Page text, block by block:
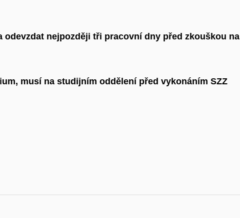
odevzdat nejpozději tři pracovní dny před zkouškou na
musí na studijním oddělení před vykonáním SZZ